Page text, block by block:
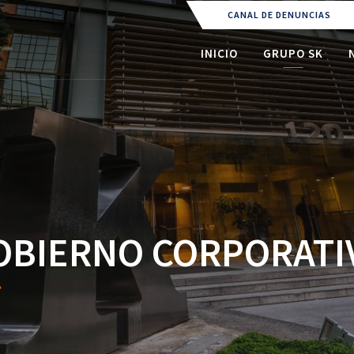
CANAL DE DENUNCIAS
(CURRENT)
INICIO(CURRENT)
GRUPO SK